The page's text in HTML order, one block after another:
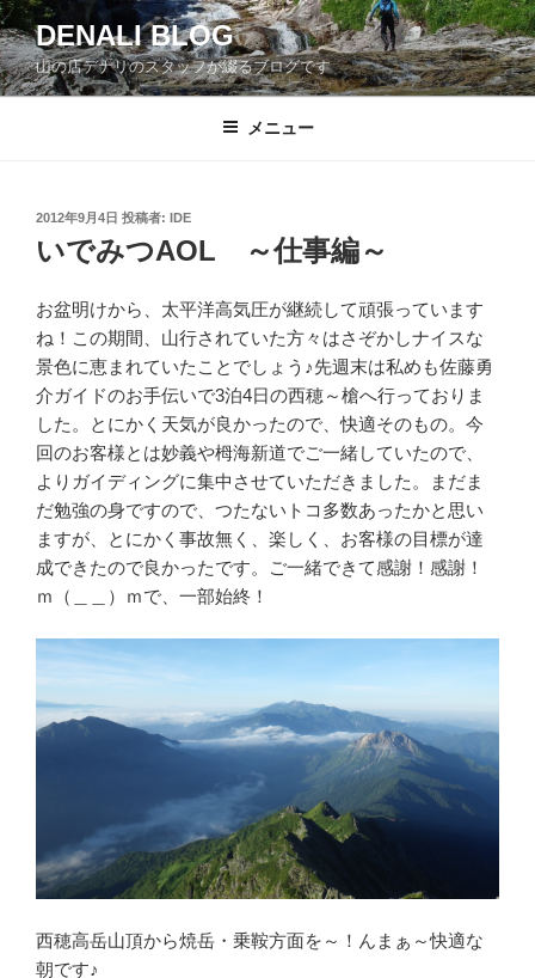
コ
ン
テ
ン
DENALI BLOG
山の店デナリのスタッフが綴るブログです
メニュー
投
稿
日:
2012年9月4日 投稿者: IDE
いでみつAOL ～仕事編～
お盆明けから、太平洋高気圧が継続して頑張っています
ね！この期間、山行されていた方々はさぞかしナイスな
景色に恵まれていたことでしょう♪先週末は私めも佐藤勇
介ガイドのお手伝いで3泊4日の西穂～槍へ行っておりま
した。とにかく天気が良かったので、快適そのもの。今
回のお客様とは妙義や栂海新道でご一緒していたので、
よりガイディングに集中させていただきました。まだま
だ勉強の身ですので、つたないトコ多数あったかと思い
ますが、とにかく事故無く、楽しく、お客様の目標が達
成できたので良かったです。ご一緒できて感謝！感謝！
ｍ（＿＿）ｍで、一部始終！
西穂高岳山頂から焼岳・乗鞍方面を～！んまぁ～快適な
朝です♪